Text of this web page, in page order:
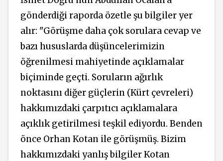
gönderdiği raporda özetle şu bilgiler yer
alır: "Görüşme daha çok sorulara cevap ve
bazı hususlarda düşüncelerimizin
öğrenilmesi mahiyetinde açıklamalar
biçiminde geçti. Soruların ağırlık
noktasını diğer güçlerin (Kürt çevreleri)
hakkımızdaki çarpıtıcı açıklamalara
açıklık getirilmesi teşkil ediyordu. Benden
önce Orhan Kotan ile görüşmüş. Bizim
hakkımızdaki yanlış bilgiler Kotan